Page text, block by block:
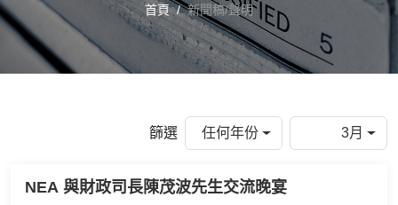
首頁 新聞稿/聲明
篩選 任何年份 3月
NEA 與財政司長陳茂波先生交流晚宴